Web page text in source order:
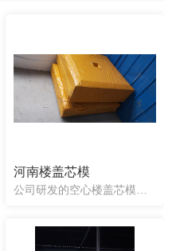
河南楼盖芯模